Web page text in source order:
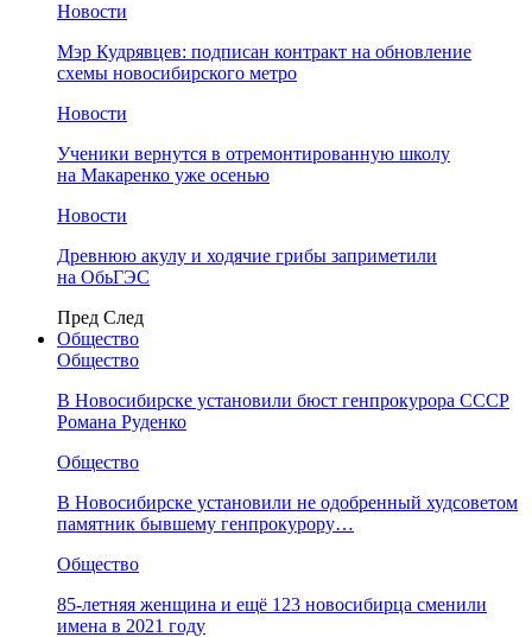
Новости
Мэр Кудрявцев: подписан контракт на обновление
схемы новосибирского метро
Новости
Ученики вернутся в отремонтированную школу
на Макаренко уже осенью
Новости
Древнюю акулу и ходячие грибы заприметили
на ОбьГЭС
Пред След
Общество
Общество
В Новосибирске установили бюст генпрокурора СССР
Романа Руденко
Общество
В Новосибирске установили не одобренный худсоветом
памятник бывшему генпрокурору…
Общество
85-летняя женщина и ещё 123 новосибирца сменили
имена в 2021 году